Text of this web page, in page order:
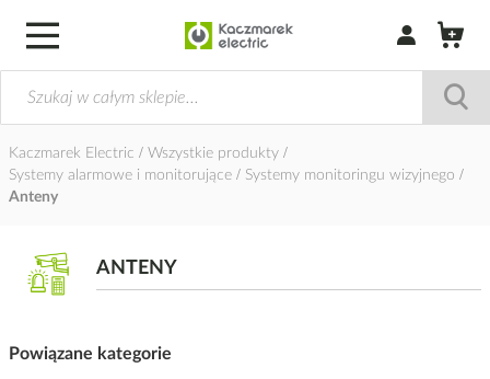
Zaloguj się /
Kaczmarek Electric
Wszystkie produkty
Systemy alarmowe i monitorujące
Systemy monitoringu wizyjnego
Anteny
ANTENY
Powiązane kategorie